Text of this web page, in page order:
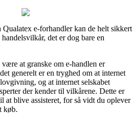
e-forhandler kan de helt sikkert
det er dog bare en
at granske om e-handlen er
generelt er en tryghed om at internet
og at internet selskabet
der kender til vilkårene. Dette er
at blive assisteret, for så vidt du oplever
køb.